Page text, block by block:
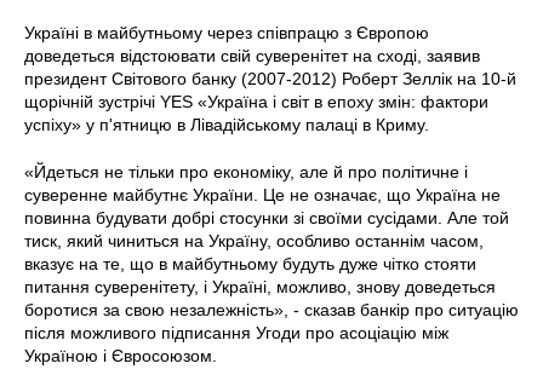
Україні в майбутньому через співпрацю з Європою
доведеться відстоювати свій суверенітет на сході, заявив
президент Світового банку (2007-2012) Роберт Зеллік на 10-й
щорічній зустрічі YES «Україна і світ в епоху змін: фактори
успіху» у п'ятницю в Лівадійському палаці в Криму.
«Йдеться не тільки про економіку, але й про політичне і
суверенне майбутнє України. Це не означає, що Україна не
повинна будувати добрі стосунки зі своїми сусідами. Але той
тиск, який чиниться на Україну, особливо останнім часом,
вказує на те, що в майбутньому будуть дуже чітко стояти
питання суверенітету, і Україні, можливо, знову доведеться
боротися за свою незалежність», - сказав банкір про ситуацію
після можливого підписання Угоди про асоціацію між
Україною і Євросоюзом.